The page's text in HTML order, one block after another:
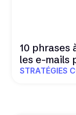
10 phrases
les e-mails
STRATÉGIES